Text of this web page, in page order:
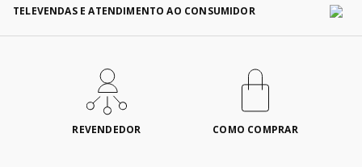
TELEVENDAS E ATENDIMENTO AO CONSUMIDOR
REVENDEDOR COMO COMPRAR